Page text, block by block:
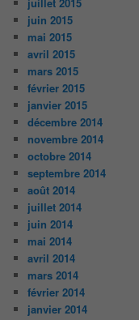
juin 2015
mai 2015
avril 2015
mars 2015
février 2015
janvier 2015
décembre 2014
novembre 2014
octobre 2014
septembre 2014
août 2014
juillet 2014
juin 2014
mai 2014
avril 2014
mars 2014
février 2014
janvier 2014